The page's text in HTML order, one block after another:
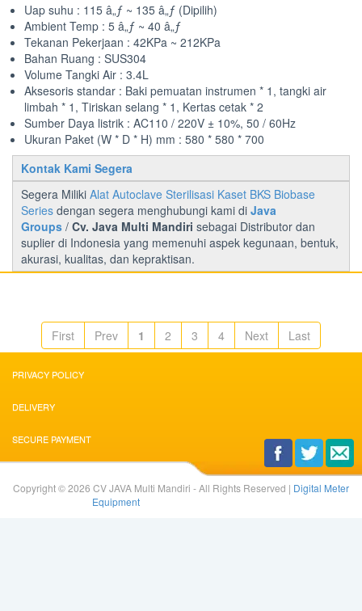
Uap suhu : 115 â„ƒ ~ 135 â„ƒ (Dipilih)
Ambient Temp : 5 â„ƒ ~ 40 â„ƒ
Tekanan Pekerjaan : 42KPa ~ 212KPa
Bahan Ruang : SUS304
Volume Tangki Air : 3.4L
Aksesoris standar : Baki pemuatan instrumen * 1, tangki air
limbah * 1, Tiriskan selang * 1, Kertas cetak * 2
Sumber Daya listrik : AC110 / 220V ± 10%, 50 / 60Hz
Ukuran Paket (W * D * H) mm : 580 * 580 * 700
Kontak Kami Segera
Segera Miliki Alat Autoclave Sterilisasi Kaset BKS Biobase
Series dengan segera menghubungi kami di Java
Groups / Cv. Java Multi Mandiri sebagai Distributor dan
suplier di Indonesia yang memenuhi aspek kegunaan, bentuk,
akurasi, kualitas, dan kepraktisan.
First Prev 1 2 3 4 Next Last
PRIVACY POLICY
DELIVERY
SECURE PAYMENT
Copyright © 2026 CV JAVA Multi Mandiri - All Rights Reserved | Digital Meter
Equipment